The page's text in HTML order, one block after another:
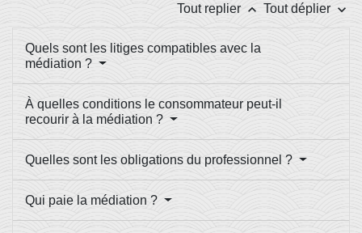
Tout replier keyboard_arrow_up Tout déplier keyboard_arrow_down
Quels sont les litiges compatibles avec la
médiation ?
À quelles conditions le consommateur peut-il
recourir à la médiation ?
Quelles sont les obligations du professionnel ?
Qui paie la médiation ?